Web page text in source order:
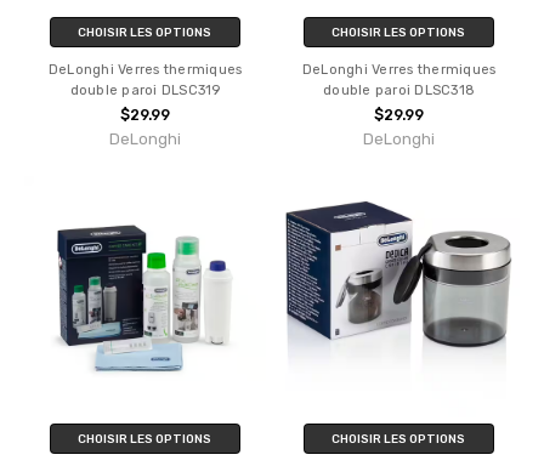
CHOISIR LES OPTIONS
DeLonghi Verres thermiques
double paroi DLSC319
$29.99
DeLonghi
CHOISIR LES OPTIONS
DeLonghi Verres thermiques
double paroi DLSC318
$29.99
DeLonghi
CHOISIR LES OPTIONS CHOISIR LES OPTIONS